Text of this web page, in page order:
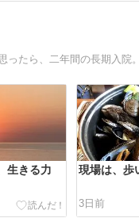
たら、二年間の長期入院
生きる力 現場は、歩
3日前